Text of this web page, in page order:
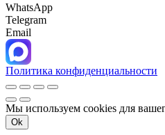
WhatsApp
Telegram
Email
Политика конфиденциальности
Мы используем cookies для
Ok